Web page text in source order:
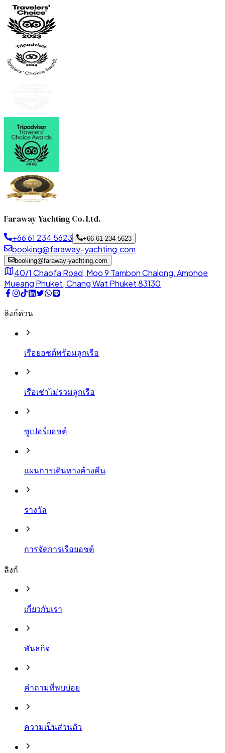
Faraway Yachting Co. Ltd.
+66 61 234 5623 +66 61 234 5623
booking@faraway-yachting.com
booking@faraway-yachting.com
40/1 Chaofa Road, Moo 9 Tambon Chalong, Amphoe
Mueang Phuket, Chang Wat Phuket 83130
ลิงก์ด่วน
เรือยอชต์พร้อมลูกเรือ
เรือเช่าไม่รวมลูกเรือ
ซูเปอร์ยอชต์
แผนการเดินทางค้างคืน
รางวัล
การจัดการเรือยอชต์
ลิงก์
เกี่ยวกับเรา
พันธกิจ
คำถามที่พบบ่อย
ความเป็นส่วนตัว